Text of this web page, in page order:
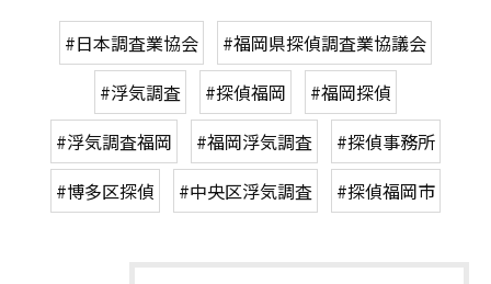
#日本調査業協会
#福岡県探偵調査業協議会
#浮気調査
#探偵福岡
#福岡探偵
#浮気調査福岡
#福岡浮気調査
#探偵事務所
#博多区探偵
#中央区浮気調査 #探偵福岡市